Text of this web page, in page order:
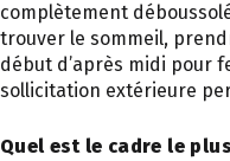
complètement
trouver le sommeil,
début d’après midi pour
sollicitation extérieure
Quel est le cadre le